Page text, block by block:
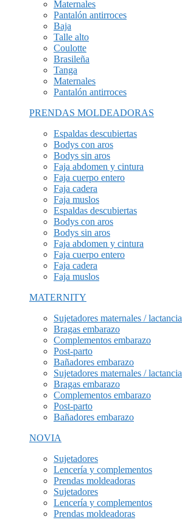
Maternales
Pantalón antirroces
Baja
Talle alto
Coulotte
Brasileña
Tanga
Maternales
Pantalón antirroces
PRENDAS MOLDEADORAS
Espaldas descubiertas
Bodys con aros
Bodys sin aros
Faja abdomen y cintura
Faja cuerpo entero
Faja cadera
Faja muslos
Espaldas descubiertas
Bodys con aros
Bodys sin aros
Faja abdomen y cintura
Faja cuerpo entero
Faja cadera
Faja muslos
MATERNITY
Sujetadores maternales / lactancia
Bragas embarazo
Complementos embarazo
Post-parto
Bañadores embarazo
Sujetadores maternales / lactancia
Bragas embarazo
Complementos embarazo
Post-parto
Bañadores embarazo
NOVIA
Sujetadores
Lencería y complementos
Prendas moldeadoras
Sujetadores
Lencería y complementos
Prendas moldeadoras